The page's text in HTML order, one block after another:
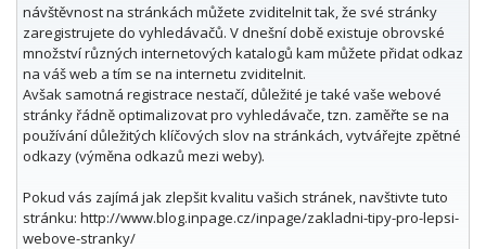
návštěvnost na stránkách můžete zviditelnit tak, že své stránky
zaregistrujete do vyhledávačů. V dnešní době existuje obrovské
množství různých internetových katalogů kam můžete přidat odkaz
na váš web a tím se na internetu zviditelnit.
Avšak samotná registrace nestačí, důležité je také vaše webové
stránky řádně optimalizovat pro vyhledávače, tzn. zaměřte se na
používání důležitých klíčových slov na stránkách, vytvářejte zpětné
odkazy (výměna odkazů mezi weby).
Pokud vás zajímá jak zlepšit kvalitu vašich stránek, navštivte tuto
stránku: http://www.blog.inpage.cz/inpage/zakladni-tipy-pro-lepsi-
webove-stranky/